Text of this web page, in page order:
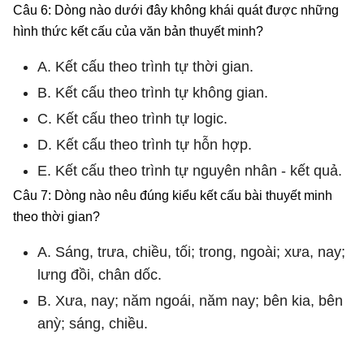
Câu 6: Dòng nào dưới đây không khái quát được những
hình thức kết cấu của văn bản thuyết minh?
A. Kết cấu theo trình tự thời gian.
B. Kết cấu theo trình tự không gian.
C. Kết cấu theo trình tự logic.
D. Kết cấu theo trình tự hỗn hợp.
E. Kết cấu theo trình tự nguyên nhân - kết quả.
Câu 7: Dòng nào nêu đúng kiểu kết cấu bài thuyết minh
theo thời gian?
A. Sáng, trưa, chiều, tối; trong, ngoài; xưa, nay;
lưng đồi, chân dốc.
B. Xưa, nay; năm ngoái, năm nay; bên kia, bên
anỳ; sáng, chiều.